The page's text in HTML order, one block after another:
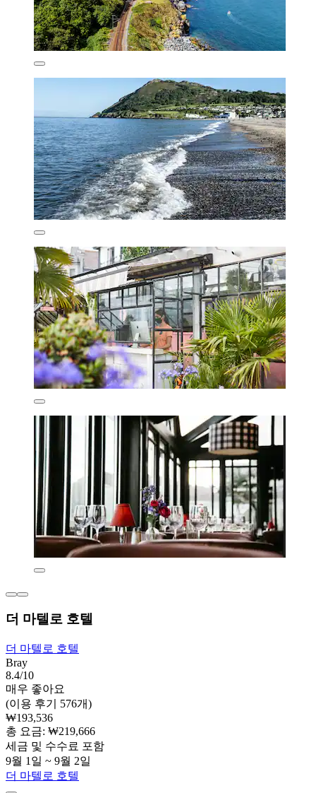
더 마텔로 호텔
더 마텔로 호텔
Bray
8.4/10
매우 좋아요
(이용 후기 576개)
₩193,536
총 요금: ₩219,666
세금 및 수수료 포함
9월 1일 ~ 9월 2일
더 마텔로 호텔